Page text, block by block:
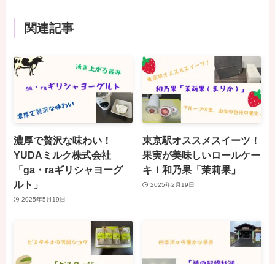
関連記事
濃厚で贅沢な味わい！
YUDAミルク株式会社
「ga・raギリシャヨーグ
ルト」
2025年5月19日
東京駅オススメスイーツ！
果実が美味しいロールケー
キ！和乃果「茉莉果」
2025年2月19日